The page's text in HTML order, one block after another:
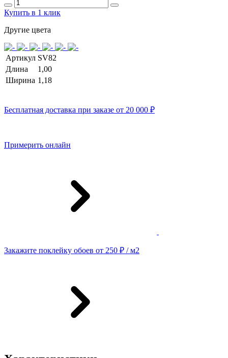
Купить в 1 клик
Другие цвета
Артикул SV82
Длина
1,00
Ширина 1,18
Бесплатная доставка при заказе от 20 000 ₽
Примерить онлайн
Закажите поклейку обоев от 250 ₽ / м2